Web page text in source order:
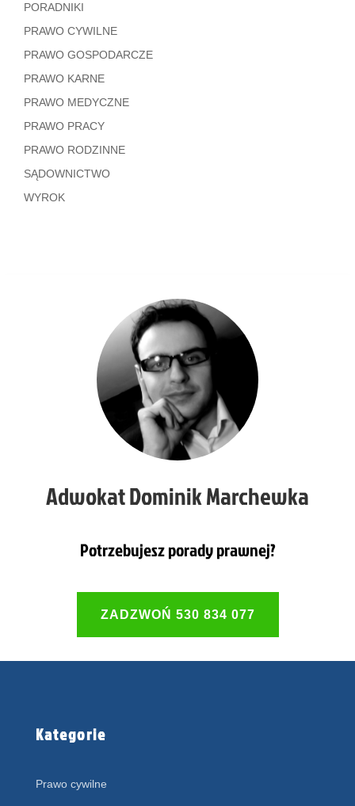
PORADNIKI
PRAWO CYWILNE
PRAWO GOSPODARCZE
PRAWO KARNE
PRAWO MEDYCZNE
PRAWO PRACY
PRAWO RODZINNE
SĄDOWNICTWO
WYROK
Adwokat Dominik Marchewka
Potrzebujesz porady prawnej?
ZADZWOŃ 530 834 077
Kategorie
Prawo cywilne